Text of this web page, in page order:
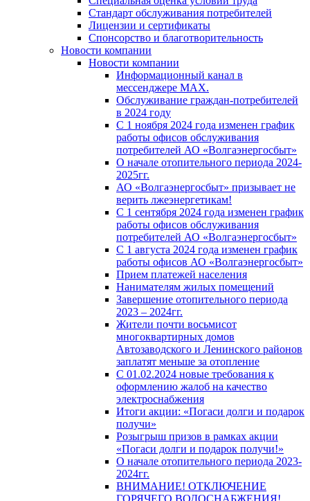
Стандарт обслуживания потребителей
Лицензии и сертификаты
Спонсорство и благотворительность
Новости компании
Новости компании
Информационный канал в
мессенджере MAX.
Обслуживание граждан-потребителей
в 2024 году
С 1 ноября 2024 года изменен график
работы офисов обслуживания
потребителей АО «Волгаэнергосбыт»
О начале отопительного периода 2024-
2025гг.
АО «Волгаэнергосбыт» призывает не
верить лжеэнергетикам!
С 1 сентября 2024 года изменен график
работы офисов обслуживания
потребителей АО «Волгаэнергосбыт»
С 1 августа 2024 года изменен график
работы офисов АО «Волгаэнергосбыт»
Прием платежей населения
Нанимателям жилых помещений
Завершение отопительного периода
2023 – 2024гг.
Жители почти восьмисот
многоквартирных домов
Автозаводского и Ленинского районов
заплатят меньше за отопление
С 01.02.2024 новые требования к
оформлению жалоб на качество
электроснабжения
Итоги акции: «Погаси долги и подарок
получи»
Розыгрыш призов в рамках акции
«Погаси долги и подарок получи!»
О начале отопительного периода 2023-
2024гг.
ВНИМАНИЕ! ОТКЛЮЧЕНИЕ